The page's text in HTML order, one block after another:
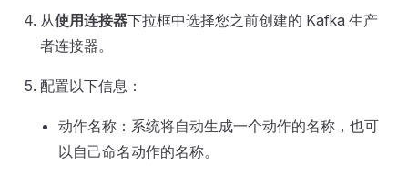
从使用连接器下拉框中选择您之前创建的 Kafka 生产
者连接器。
配置以下信息：
动作名称：系统将自动生成一个动作的名称，也可
以自己命名动作的名称。